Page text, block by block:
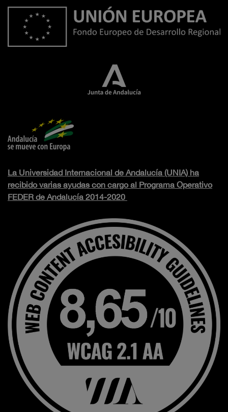
La Universidad Internacional de Andalucía (UNIA) ha
recibido varias ayudas con cargo al Programa Operativo
FEDER de Andalucía 2014-2020